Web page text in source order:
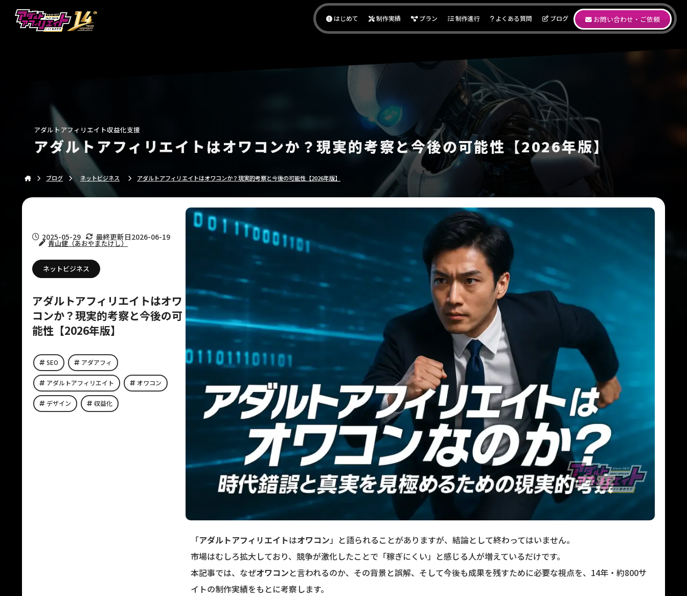
はじめて
制作実績 プラン 制作進行 よくある質問 ブログ お問い合わせ・ご依頼
ブログ ネットビジネス アダルトアフィリエイトはオワコンか？現実的考察と今後の可能性【2026年版】
アダルトアフィリエイト収益化支援
アダルトアフィリエイトはオワコンか？現実的考察と今後の可能性【2026年版】
2025-05-29 最終更新日2026-06-19
青山健（あおやまたけし）
ネットビジネス
アダルトアフィリエイトはオワ
コンか？現実的考察と今後の可
能性【2026年版】
SEO アダアフィ
アダルトアフィリエイト オワコン
デザイン 収益化
「アダルトアフィリエイトはオワコン」と語られることがありますが、結論として終わってはいません。
市場はむしろ拡大しており、競争が激化したことで「稼ぎにくい」と感じる人が増えているだけです。
本記事では、なぜオワコンと言われるのか、その背景と誤解、そして今後も成果を残すために必要な視点を、14年・約800サ
イトの制作実績をもとに考察します。